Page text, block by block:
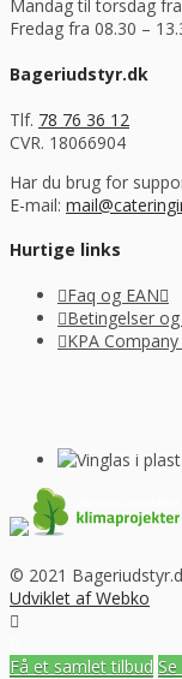
Mandag til torsdag
Fredag fra 08.30 –
Bageriudstyr.dk
Tlf. 78 76 36 12
CVR. 18066904
Har du brug for
E-mail:
Hurtige links
Faq og EAN
Betingelser
KPA
© 2021
Udviklet af Webko
Få et samlet tilbud